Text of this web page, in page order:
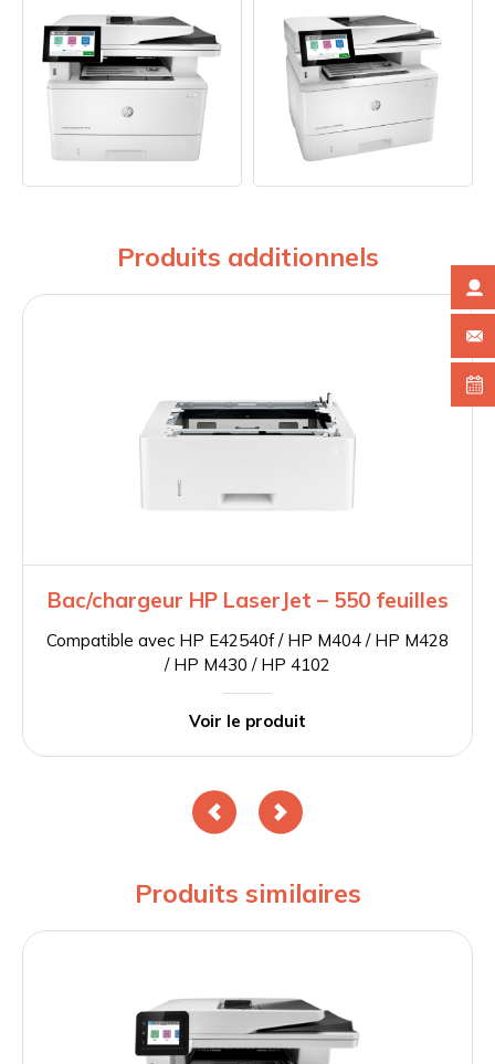
Produits additionnels
Bac/chargeur HP LaserJet – 550 feuilles
Compatible avec HP E42540f / HP M404 / HP M428
/ HP M430 / HP 4102
Voir le produit
Produits similaires